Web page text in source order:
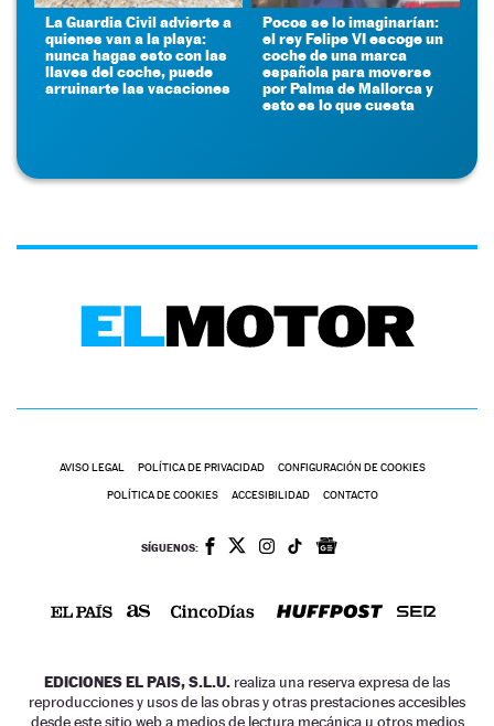
La Guardia Civil advierte a
quienes van a la playa:
nunca hagas esto con las
llaves del coche, puede
arruinarte las vacaciones
Pocos se lo imaginarían:
el rey Felipe VI escoge un
coche de una marca
española para moverse
por Palma de Mallorca y
esto es lo que cuesta
AVISO LEGAL POLÍTICA DE PRIVACIDAD CONFIGURACIÓN DE COOKIES
POLÍTICA DE COOKIES ACCESIBILIDAD CONTACTO
SÍGUENOS:
EDICIONES EL PAIS, S.L.U. realiza una reserva expresa de las
reproducciones y usos de las obras y otras prestaciones accesibles
desde este sitio web a medios de lectura mecánica u otros medios